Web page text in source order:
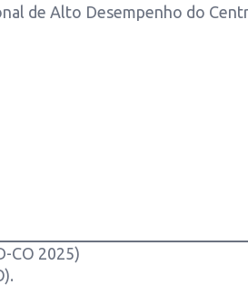
de Alto Desempenho do
CO 2025)